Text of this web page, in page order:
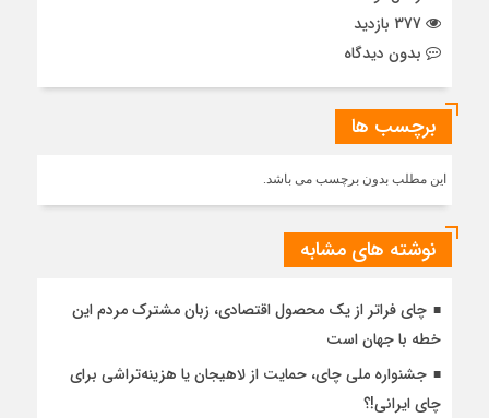
بدون دیدگاه
برچسب ها
این مطلب بدون برچسب می باشد.
نوشته های مشابه
چای فراتر از یک محصول اقتصادی، زبان مشترک مردم این
خطه با جهان است
جشنواره ملی چای، حمایت از لاهیجان یا هزینه‌تراشی برای
چای ایرانی!؟